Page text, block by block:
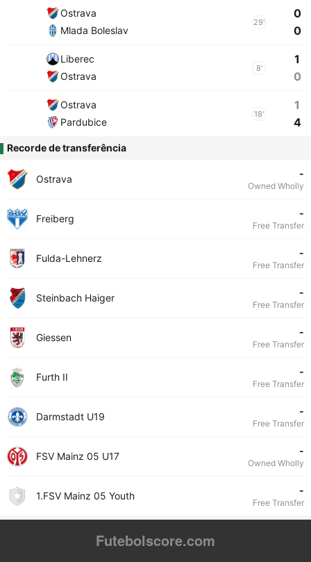
Ostrava
Mlada Boleslav
29'
0
0
Liberec
Ostrava
8'
1
0
Ostrava
Pardubice
18'
1
4
Recorde de transferência
Ostrava -
Owned Wholly
Freiberg -
Free Transfer
Fulda-Lehnerz -
Free Transfer
Steinbach Haiger -
Free Transfer
Giessen -
Free Transfer
Furth II -
Free Transfer
Darmstadt U19 -
Free Transfer
FSV Mainz 05 U17 -
Owned Wholly
1.FSV Mainz 05 Youth -
Free Transfer
Futebolscore.com